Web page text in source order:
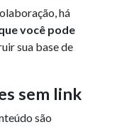
há
você pode
sua base de
sem link
são